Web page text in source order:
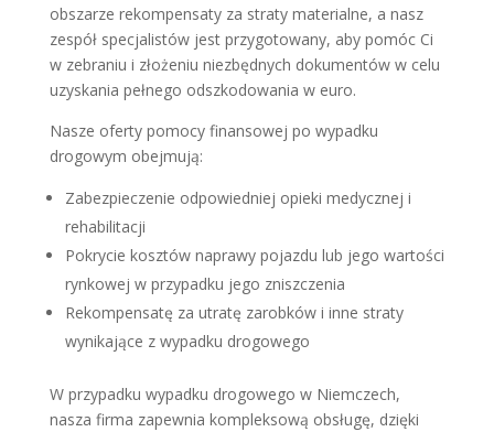
obszarze rekompensaty za straty materialne, a nasz
zespół specjalistów jest przygotowany, aby pomóc Ci
w zebraniu i złożeniu niezbędnych dokumentów w celu
uzyskania pełnego odszkodowania w euro.
Nasze oferty pomocy finansowej po wypadku
drogowym obejmują:
Zabezpieczenie odpowiedniej opieki medycznej i
rehabilitacji
Pokrycie kosztów naprawy pojazdu lub jego wartości
rynkowej w przypadku jego zniszczenia
Rekompensatę za utratę zarobków i inne straty
wynikające z wypadku drogowego
W przypadku wypadku drogowego w Niemczech,
nasza firma zapewnia kompleksową obsługę, dzięki